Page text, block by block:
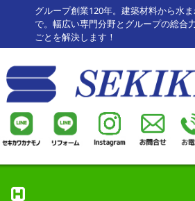
グループ創業120年。建築材料から水
で。幅広い専門分野とグループの総合
ごとを解決します！